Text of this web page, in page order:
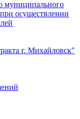
муниципального
при осуществлении
г. Михайловск"